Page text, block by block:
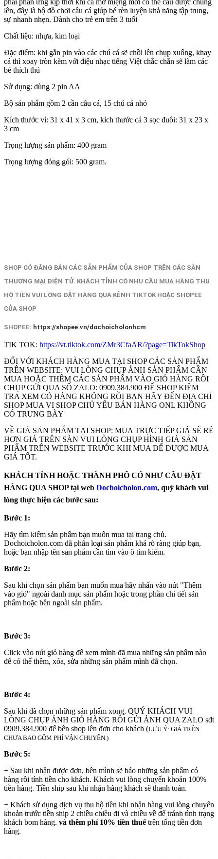
lên, đây là bộ đồ chơi câu cá giúp bé rèn luyện khả năng tập trung,
sự nhanh nhẹn. Dành cho trẻ em trên 3 tuổi
Chất liệu: nhựa, kim loại
Đặc điểm: khi gắn pin vào các chú cá sẽ chồi lên chụp xuống, khay
cá thì xoay tròn kèm với điệu nhạc tiếng Việt chắc chắn sẽ làm các
bé thích thú
Sử dụng: dùng 2 pin AA
Bộ sản phẩm gồm 2 cần câu cá, 15 chú cá nhỏ
Kích thước vỉ: 31 x 41 x 3 cm, kích thước cá 3 sọc đuôi: 31 x 23 x
3 cm
Trọng lượng sản phẩm: 400 gram
Trọng lượng đóng gói: 500 gram.
SHOP CÓ ĐĂNG BÁN CÁC SẢN PHẨM CỦA SHOP TRÊN CÁC SÀN
THƯƠNG MẠI ĐIỆN TỬ. KHÁCH TỈNH CÓ NHU CẦU MUA HÀNG THU
HỘ TIỀN VUI LÒNG ĐẶT HÀNG QUA KÊNH TIKTOK HOẶC SHOPEE
CỦA SHOP
SHOPEE: https://shopee.vn/dochoicholonhcm
TIK TOK: https://vt.tiktok.com/ZMr3CfaAR/?page=TikTokShop
ĐỐI VỚI KHÁCH HÀNG MUA TẠI SHOP CÁC SẢN PHẨM
TRÊN WEBSITE: VUI LÒNG CHỤP ẢNH SẢN PHẨM CẦN
MUA HOẶC THÊM CÁC SẢN PHẨM VÀO GIỎ HÀNG RỒI
CHỤP GỬI QUA SỐ ZALO: 0909.384.900 ĐỂ SHOP KIÊM
TRA XEM CÓ HÀNG KHÔNG RỒI BẠN HÃY ĐẾN ĐỊA CHỈ
SHOP MUA VI SHOP CHỦ YẾU BÁN HÀNG ONL KHÔNG
CÓ TRƯNG BÀY
VỀ GIÁ SẢN PHẨM TẠI SHOP: MUA TRỰC TIẾP GIÁ SẼ RẺ
HƠN GIÁ TRÊN SÀN VUI LÒNG CHỤP HÌNH GIÁ SẢN
PHẨM TRÊN WEBSITE TRƯỚC KHI MUA ĐẾ ĐƯỢC MUA
GIÁ TỐT.
KHÁCH TỈNH HOẶC THÀNH PHỐ CÓ NHƯ CẦU ĐẶT
HÀNG QUA SHOP tại web Dochoicholon.com, quý khách vui
lòng thực hiện các bước sau:
Bước 1:
Hãy tìm kiếm sản phẩm bạn muốn mua tại trang chủ.
Dochoicholon.com đã phân loại sản phẩm khá rõ ràng giúp bạn,
hoặc bạn nhập tên sản phẩm cần tìm vào ô tìm kiếm.
Bước 2:
Sau khi chọn sản phẩm bạn muốn mua hãy nhấn vào nút "Thêm
vào giỏ" ngoài danh mục sản phẩm hoặc trong phần chi tiết sản
phẩm hoặc bên ngoài sản phẩm.
Bước 3:
Click vào nút giỏ hàng để xem mình đã mua những sản phẩm nào
để có thể thêm, xóa, sửa những sản phẩm mình đã chọn.
Bước 4:
Sau khi đã chọn những sản phẩm xong, QUÝ KHÁCH VUI
LÒNG CHỤP ẢNH GIỎ HÀNG RỒI GỬI ẢNH QUA ZALO sđt
0909.384.900 để bên shop lên đơn cho khách (LƯU Ý: GIÁ TRÊN
CHƯA BAO GỒM PHÍ VẬN CHUYỂN.)
Bước 5:
+ Sau khi nhận được đơn, bên mình sẽ báo những sản phẩm có
hàng rồi tính tiền cho khách. Khách vui lòng chuyển khoản 100%
tiền hàng. Tiền ship sau khi nhận hàng khách sẽ thanh toán.
+ Khách sử dụng dịch vụ thu hộ tiền khi nhận hàng vui lòng chuyển
khoản trước tiền ship 2 chiều chiều đi và chiều về để tránh tình trạng
khách bom hàng. và thêm phí 10% tiền thuếtrên tổng tiền đơn
hàng.